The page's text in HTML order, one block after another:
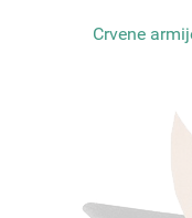
Crvene